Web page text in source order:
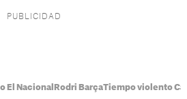
El Nacional Rodri BarçaTiempo violento